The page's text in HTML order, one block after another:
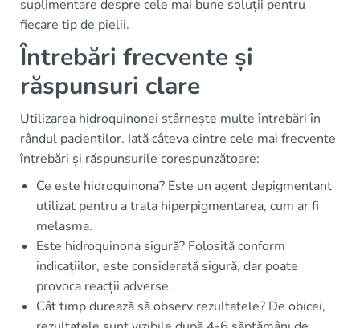
suplimentare despre cele mai bune soluții pentru
fiecare tip de pielii.
Întrebări frecvente și
răspunsuri clare
Utilizarea hidroquinonei stârnește multe întrebări în
rândul pacienților. Iată câteva dintre cele mai frecvente
întrebări și răspunsurile corespunzătoare:
Ce este hidroquinona? Este un agent depigmentant
utilizat pentru a trata hiperpigmentarea, cum ar fi
melasma.
Este hidroquinona sigură? Folosită conform
indicațiilor, este considerată sigură, dar poate
provoca reacții adverse.
Cât timp durează să observ rezultatele? De obicei,